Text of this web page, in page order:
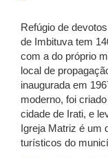
Refúgio de
de Imbituva tem
com a do próprio
local de
inaugurada em
moderno, foi
cidade de Irati, e
Igreja Matriz é um
turísticos do